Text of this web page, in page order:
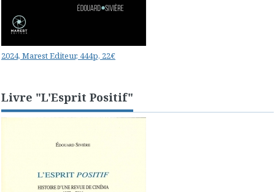
2024, Marest Editeur, 444p, 22€
Livre "L'Esprit Positif"